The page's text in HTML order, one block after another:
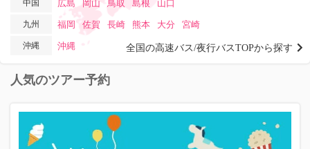
全国の高速バス/夜行バスTOPから探す
中国 広島 岡山 鳥取 島根 山口
九州 福岡 佐賀 長崎 熊本 大分 宮崎
沖縄 沖縄
人気のツアー予約